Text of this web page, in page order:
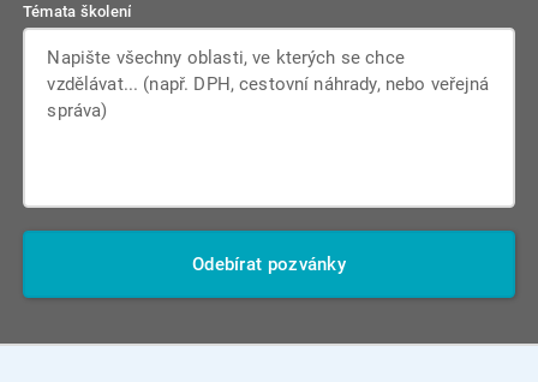
Témata školení
Odebírat pozvánky